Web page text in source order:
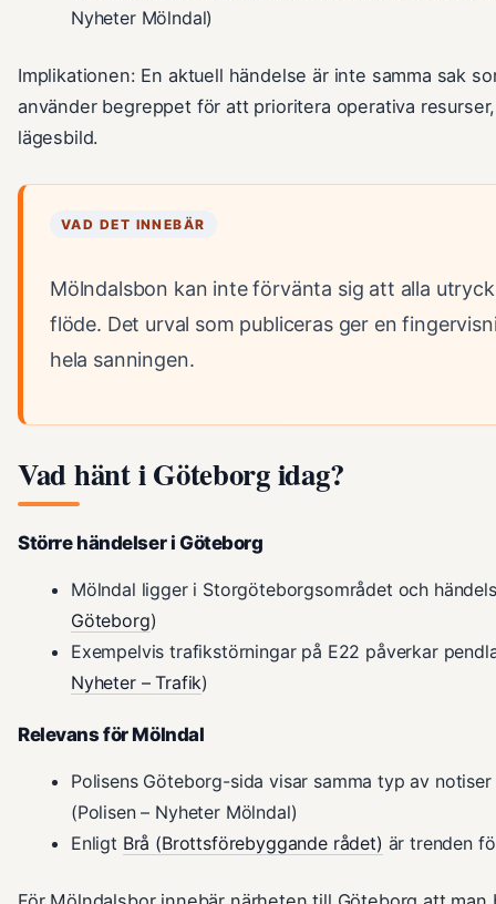
Nyheter Mölndal)
Implikationen: En aktuell händelse är inte samma sak
använder begreppet för att prioritera operativa
lägesbild.
VAD DET INNEBÄR
Mölndalsbon kan inte förvänta sig att alla
flöde. Det urval som publiceras ger en
hela sanningen.
Vad hänt i Göteborg idag?
Större händelser i Göteborg
Mölndal ligger i Storgöteborgsområdet och
Göteborg)
Exempelvis trafikstörningar på E22 påverkar
Nyheter – Trafik)
Relevans för Mölndal
Polisens Göteborg-sida visar samma typ av
(Polisen – Nyheter Mölndal)
Enligt Brå (Brottsförebyggande rådet) är trenden